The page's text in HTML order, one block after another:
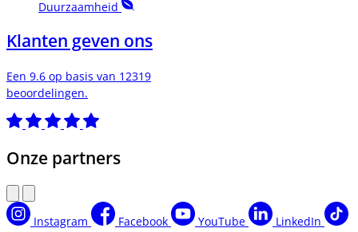
Duurzaamheid
Klanten geven ons
Een 9.6 op basis van 12319
beoordelingen.
Onze partners
Instagram Facebook YouTube
LinkedIn